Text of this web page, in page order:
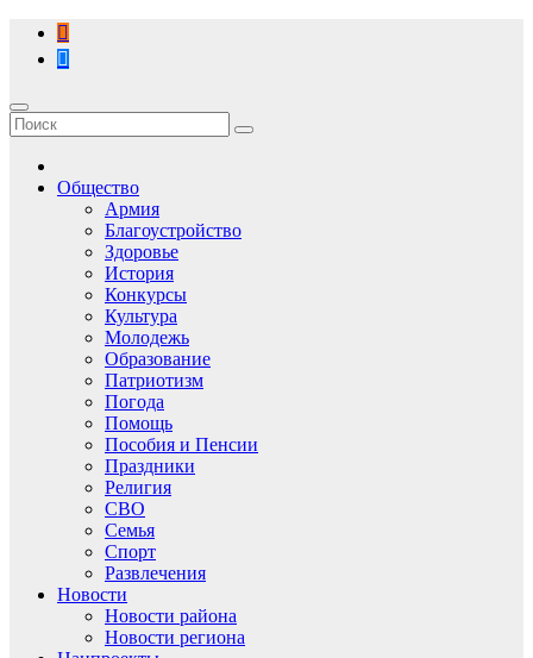
Перейти
содержимому
Общество
Армия
Благоустройство
Здоровье
История
Конкурсы
Культура
Молодежь
Образование
Патриотизм
Погода
Помощь
Пособия и Пенсии
Праздники
Религия
СВО
Семья
Спорт
Развлечения
Новости
Новости района
Новости региона